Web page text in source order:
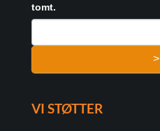
tomt.
>
VI STØTTER